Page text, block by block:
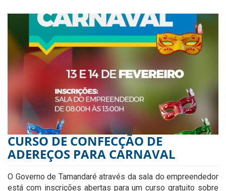
CURSO DE CONFECÇÃO DE
ADEREÇOS PARA CARNAVAL
O Governo de Tamandaré através da sala do empreendedor
está com inscrições abertas para um curso gratuito sobre